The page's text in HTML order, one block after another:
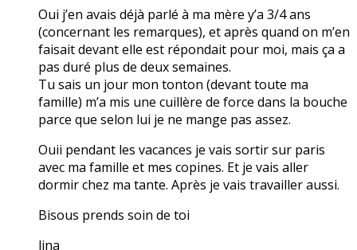
Oui j’en avais déjà parlé à ma mère y’a 3/4 ans
(concernant les remarques), et après quand on m’en
faisait devant elle est répondait pour moi, mais ça a
pas duré plus de deux semaines.
Tu sais un jour mon tonton (devant toute ma
famille) m’a mis une cuillère de force dans la bouche
parce que selon lui je ne mange pas assez.
Ouii pendant les vacances je vais sortir sur paris
avec ma famille et mes copines. Et je vais aller
dormir chez ma tante. Après je vais travailler aussi.
Bisous prends soin de toi
lina